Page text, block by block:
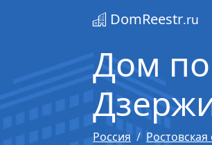
DomReestr.ru
Дом по
Россия Ростовская